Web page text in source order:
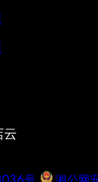
云